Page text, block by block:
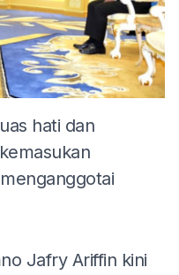
hati dan
Jafry Ariffin kini